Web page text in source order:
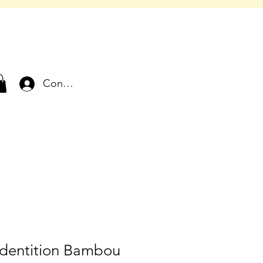
Connexion
Bambou